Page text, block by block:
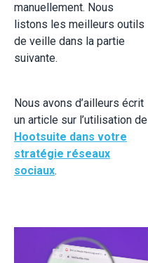
manuellement. Nous
listons les meilleurs outils
de veille dans la partie
suivante.
Nous avons d’ailleurs écrit
un article sur l’utilisation de
Hootsuite dans votre
stratégie réseaux
sociaux.